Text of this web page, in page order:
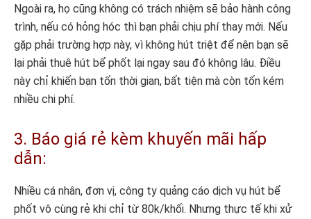
Ngoài ra, họ cũng không có trách nhiệm sẽ bảo hành công
trình, nếu có hỏng hóc thì bạn phải chịu phí thay mới. Nếu
gặp phải trường hợp này, vì không hút triệt để nên bạn sẽ
lại phải thuê hút bể phốt lại ngay sau đó không lâu. Điều
này chỉ khiến bạn tốn thời gian, bất tiện mà còn tốn kém
nhiều chi phí.
3. Báo giá rẻ kèm khuyến mãi hấp
dẫn:
Nhiều cá nhân, đơn vị, công ty quảng cáo dịch vụ hút bể
phốt vô cùng rẻ khi chỉ từ 80k/khối. Nhưng thực tế khi xử